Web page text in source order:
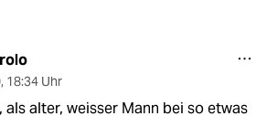
, 18:34 Uhr
als alter, weisser Mann bei so etwas